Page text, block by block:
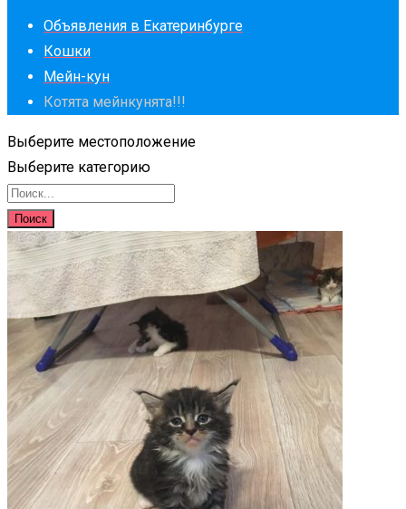
Объявления в Екатеринбурге
Кошки
Мейн-кун
Котята мейнкунята!!!
Выберите местоположение
Выберите категорию
Поиск